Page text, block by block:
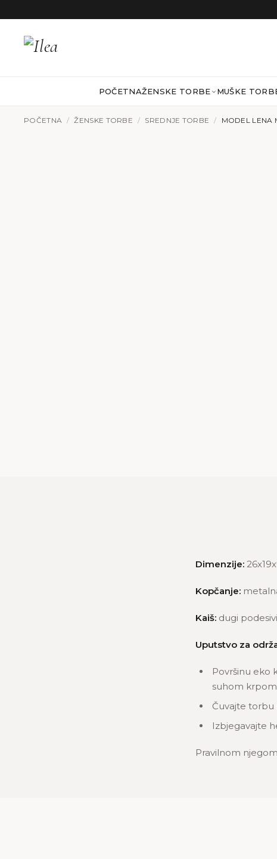
POČETNAŽENSKE TORBE MUŠKE
POČETNA / ŽENSKE TORBE / SREDNJE TORBE / MODEL LENA
Dimenzije:
Kopčanje:
Kaiš: dugi
Uputstvo za
Površinu eko
suhom
Čuvajte torbu
Izbjegavajte
Pravilnom